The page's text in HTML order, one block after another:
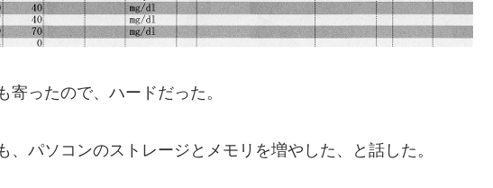
ったので、ハードだった。
パソコンのストレージとメモリを増やした、と話した。